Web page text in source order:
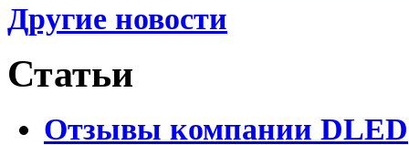
Другие новости
Статьи
Отзывы компании DLED